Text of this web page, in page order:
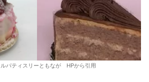
ルパティスリーともなが HPから引用